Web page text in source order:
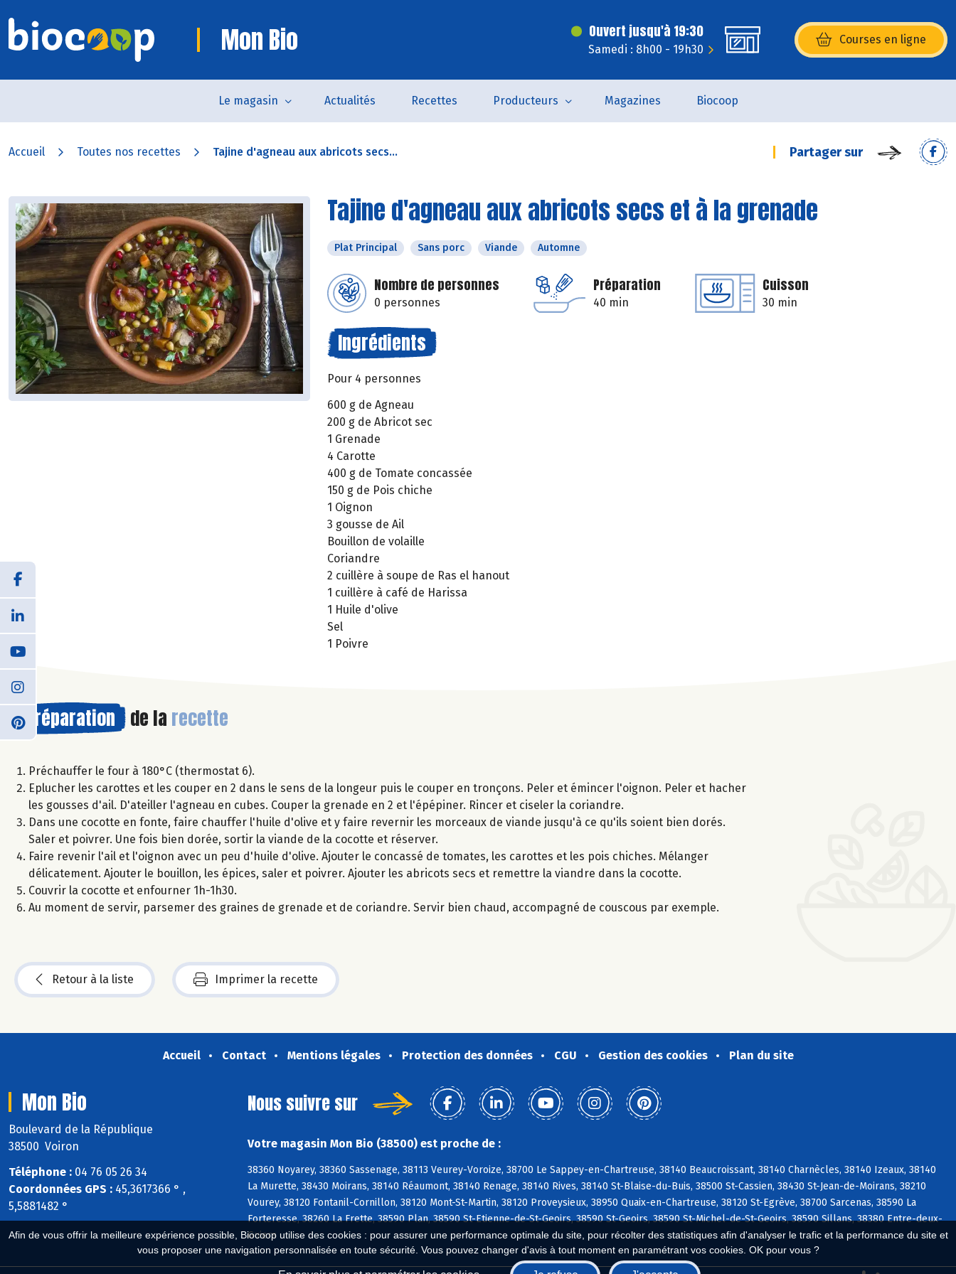
Afin de vous offrir la meilleure expérience possible, Biocoop utilise des cookies : pour assurer une performance optimale du site, pour récolter des statistiques afin d'analyser le trafic et la performance du site et
vous proposer une navigation personnalisée en toute sécurité. Vous pouvez changer d'avis à tout moment en paramétrant vos cookies. OK pour vous ?
Mon Bio Ouvert jusqu'à 19:30
Samedi : 8h00 - 19h30
Courses en ligne
(s’ouvre dans une nouvelle
Le magasin Actualités Recettes Producteurs Magazines Biocoop
Accueil Toutes nos recettes Tajine d'agneau aux abricots secs... Partager sur
Tajine d'agneau aux abricots secs et à la grenade
Plat Principal Sans porc Viande Automne
Nombre de personnes
0 personnes
Préparation
40 min
Cuisson
30 min
Ingrédients
Pour 4 personnes
600 g de Agneau
200 g de Abricot sec
1 Grenade
4 Carotte
400 g de Tomate concassée
150 g de Pois chiche
1 Oignon
3 gousse de Ail
Bouillon de volaille
Coriandre
2 cuillère à soupe de Ras el hanout
1 cuillère à café de Harissa
1 Huile d'olive
Sel
1 Poivre
Préparation de la recette
Préchauffer le four à 180°C (thermostat 6).
Eplucher les carottes et les couper en 2 dans le sens de la longeur puis le couper en tronçons. Peler et émincer l'oignon. Peler et hacher
les gousses d'ail. D'ateiller l'agneau en cubes. Couper la grenade en 2 et l'épépiner. Rincer et ciseler la coriandre.
Dans une cocotte en fonte, faire chauffer l'huile d'olive et y faire revernir les morceaux de viande jusqu'à ce qu'ils soient bien dorés.
Saler et poivrer. Une fois bien dorée, sortir la viande de la cocotte et réserver.
Faire revenir l'ail et l'oignon avec un peu d'huile d'olive. Ajouter le concassé de tomates, les carottes et les pois chiches. Mélanger
délicatement. Ajouter le bouillon, les épices, saler et poivrer. Ajouter les abricots secs et remettre la viandre dans la cocotte.
Couvrir la cocotte et enfourner 1h-1h30.
Au moment de servir, parsemer des graines de grenade et de coriandre. Servir bien chaud, accompagné de couscous par exemple.
Retour à la liste Imprimer la recette
Accueil Contact Mentions légales Protection des données CGU Gestion des cookies Plan du site
Mon Bio
Boulevard de la République
38500 Voiron
Téléphone : 04 76 05 26 34
Coordonnées GPS : 45,3617366 ° ,
5,5881482 °
Nous suivre sur
Votre magasin Mon Bio (38500) est proche de :
38360 Noyarey, 38360 Sassenage, 38113 Veurey-Voroize, 38700 Le Sappey-en-Chartreuse, 38140 Beaucroissant, 38140 Charnècles, 38140 Izeaux, 38140
La Murette, 38430 Moirans, 38140 Réaumont, 38140 Renage, 38140 Rives, 38140 St-Blaise-du-Buis, 38500 St-Cassien, 38430 St-Jean-de-Moirans, 38210
Vourey, 38120 Fontanil-Cornillon, 38120 Mont-St-Martin, 38120 Proveysieux, 38950 Quaix-en-Chartreuse, 38120 St-Egrève, 38700 Sarcenas, 38590 La
Forteresse, 38260 La Frette, 38590 Plan, 38590 St-Etienne-de-St-Geoirs, 38590 St-Geoirs, 38590 St-Michel-de-St-Geoirs, 38590 Sillans, 38380 Entre-deux-
Guiers